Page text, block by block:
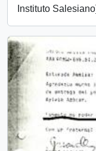
Instituto Salesiano]